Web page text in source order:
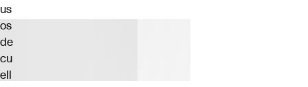
us
os
de
cu
ell